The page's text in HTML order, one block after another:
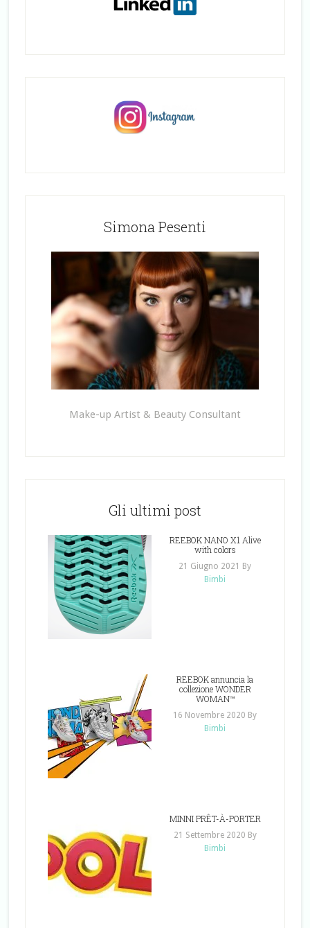
Simona Pesenti
Make-up Artist & Beauty Consultant
Gli ultimi post
REEBOK NANO X1 Alive
with colors
21 Giugno 2021
By
Bimbi
REEBOK annuncia la
collezione WONDER
WOMAN™
16 Novembre 2020 By
Bimbi
MINNI PRÊT-À-PORTER
21 Settembre 2020 By
Bimbi